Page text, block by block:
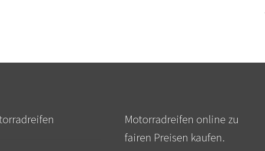
Motorradreifen online zu
fairen Preisen kaufen.